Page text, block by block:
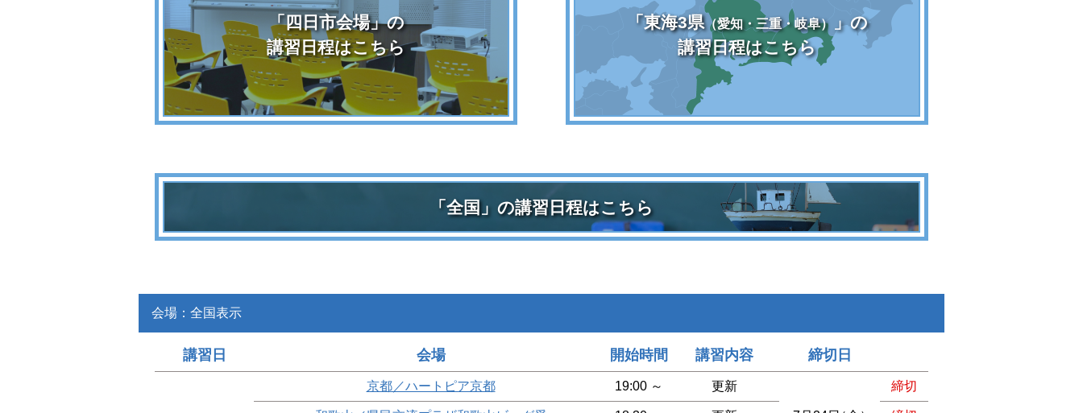
「四日市会場」の
講習日程はこちら
「東海3県（愛知・三重・岐阜）
」の
講習日程はこちら
「全国」の講習日程はこちら
会場：全国表示
講習日 会場 開始時間 講習内容 締切日
京都／ハートピア京都 19:00 ～ 更新 締切